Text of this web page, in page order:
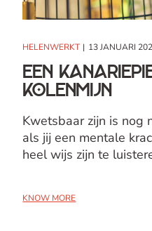
HELENWERKT 13 JANUARI
Een
kolenmijn
Kwetsbaar zijn is nog
als jij een mentale
heel wijs zijn te
KNOW MORE